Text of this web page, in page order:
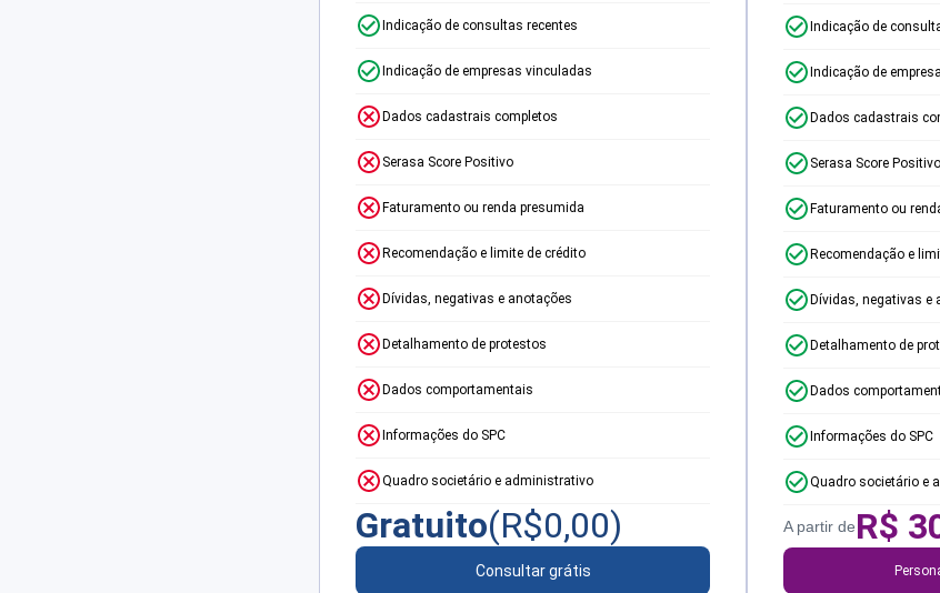
Indicação de consultas recentes
Indicação de empresas vinculadas
Dados cadastrais completos
Serasa Score Positivo
Faturamento ou renda presumida
Recomendação e limite de crédito
Dívidas, negativas e anotações
Detalhamento de protestos
Dados comportamentais
Informações do SPC
Quadro societário e administrativo
Gratuito(R$0,00)
Consultar grátis
Indicação de
Indicação de
Dados cadastrais
Serasa Score Positivo
Faturamento ou
Recomendação e
Dívidas, negativas e
Detalhamento de
Dados
Informações do SPC
Quadro societário e
A partir deR$